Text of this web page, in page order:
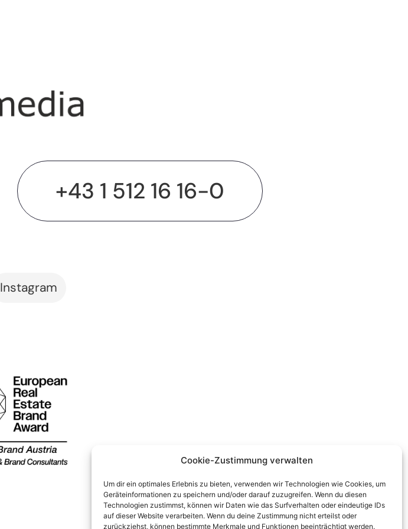
Cookie-Zustimmung verwalten
Um dir ein optimales Erlebnis zu bieten, verwenden wir Technologien wie Cookies, um
Geräteinformationen zu speichern und/oder darauf zuzugreifen. Wenn du diesen
Technologien zustimmst, können wir Daten wie das Surfverhalten oder eindeutige IDs
auf dieser Website verarbeiten. Wenn du deine Zustimmung nicht erteilst oder
zurückziehst, können bestimmte Merkmale und Funktionen beeinträchtigt werden.
+43 1 512 16 16-0
Instagram